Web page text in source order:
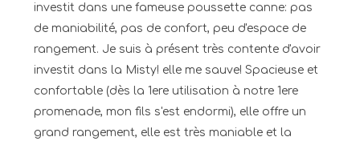
investit dans une fameuse poussette canne: pas
de maniabilité, pas de confort, peu d'espace de
rangement. Je suis à présent très contente d'avoir
investit dans la Misty! elle me sauve! Spacieuse et
confortable (dès la 1ere utilisation à notre 1ere
promenade, mon fils s'est endormi), elle offre un
grand rangement, elle est très maniable et la